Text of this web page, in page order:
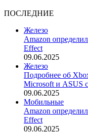
ПОСЛЕДНИЕ
Железо
Amazon
Effect
09.06.2025
Железо
Подробнее об
Microsoft и ASUS
09.06.2025
Мобильные
Amazon
Effect
09.06.2025